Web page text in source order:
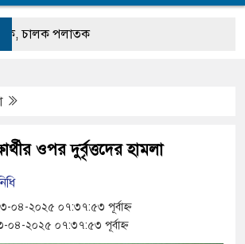
চালক পলাতক
১৫ হাজার ৭১২
ক্যাম্পে মানবেতর
আড্ডা
ওপর দুর্বৃত্তদের হামলা
২০২৫ ০৭:৩৭:৫৩ পূর্বাহ্ন
২০২৫ ০৭:৩৭:৫৩ পূর্বাহ্ন